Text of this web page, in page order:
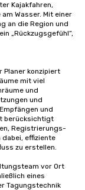
Kajakfahren,
Wasser. Mit einer
an die Region und
„Rückzugsgefühl“,
Planer konzipiert
mit viel
und
und
und
berücksichtigt
Registrierungs-
effiziente
zu erstellen.
vor Ort
eines
Tagungstechnik